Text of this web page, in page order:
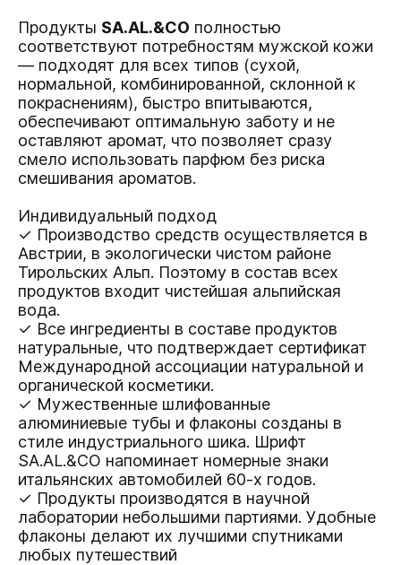
Продукты SA.AL.&CO полностью
соответствуют потребностям мужской кожи
— подходят для всех типов (сухой,
нормальной, комбинированной, склонной к
покраснениям), быстро впитываются,
обеспечивают оптимальную заботу и не
оставляют аромат, что позволяет сразу
смело использовать парфюм без риска
смешивания ароматов.
Индивидуальный подход
✓ Производство средств осуществляется в
Австрии, в экологически чистом районе
Тирольских Альп. Поэтому в состав всех
продуктов входит чистейшая альпийская
вода.
✓ Все ингредиенты в составе продуктов
натуральные, что подтверждает сертификат
Международной ассоциации натуральной и
органической косметики.
✓ Мужественные шлифованные
алюминиевые тубы и флаконы созданы в
стиле индустриального шика. Шрифт
SA.AL.&CO напоминает номерные знаки
итальянских автомобилей 60-х годов.
✓ Продукты производятся в научной
лаборатории небольшими партиями. Удобные
флаконы делают их лучшими спутниками
любых путешествий